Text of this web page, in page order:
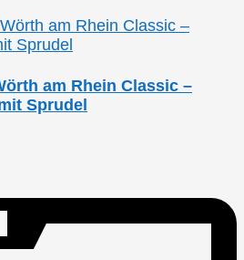
am Rhein Classic –
Sprudel